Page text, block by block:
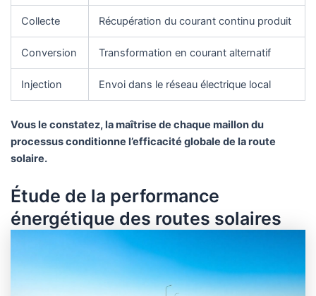
Collecte Récupération du courant continu produit
Conversion Transformation en courant alternatif
Injection Envoi dans le réseau électrique local
Vous le constatez, la maîtrise de chaque maillon du
processus conditionne l’efficacité globale de la route
solaire.
Étude de la performance
énergétique des routes solaires